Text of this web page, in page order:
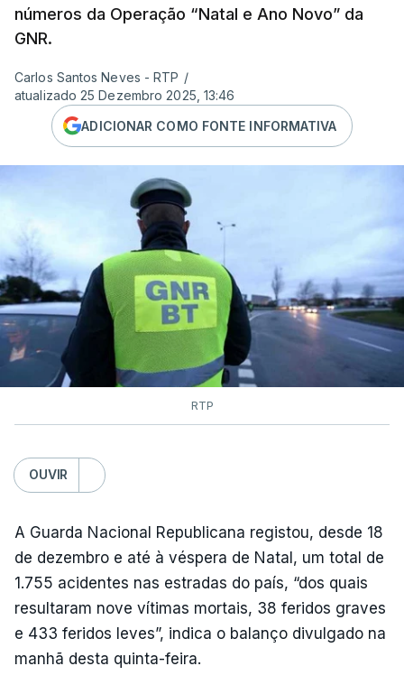
números da Operação “Natal e Ano Novo” da
GNR.
Carlos Santos Neves - RTP /
atualizado 25 Dezembro 2025, 13:46
ADICIONAR COMO FONTE INFORMATIVA
RTP
OUVIR
A Guarda Nacional Republicana registou, desde 18
de dezembro e até à véspera de Natal, um total de
1.755 acidentes nas estradas do país, “dos quais
resultaram nove vítimas mortais, 38 feridos graves
e 433 feridos leves”, indica o balanço divulgado na
manhã desta quinta-feira.